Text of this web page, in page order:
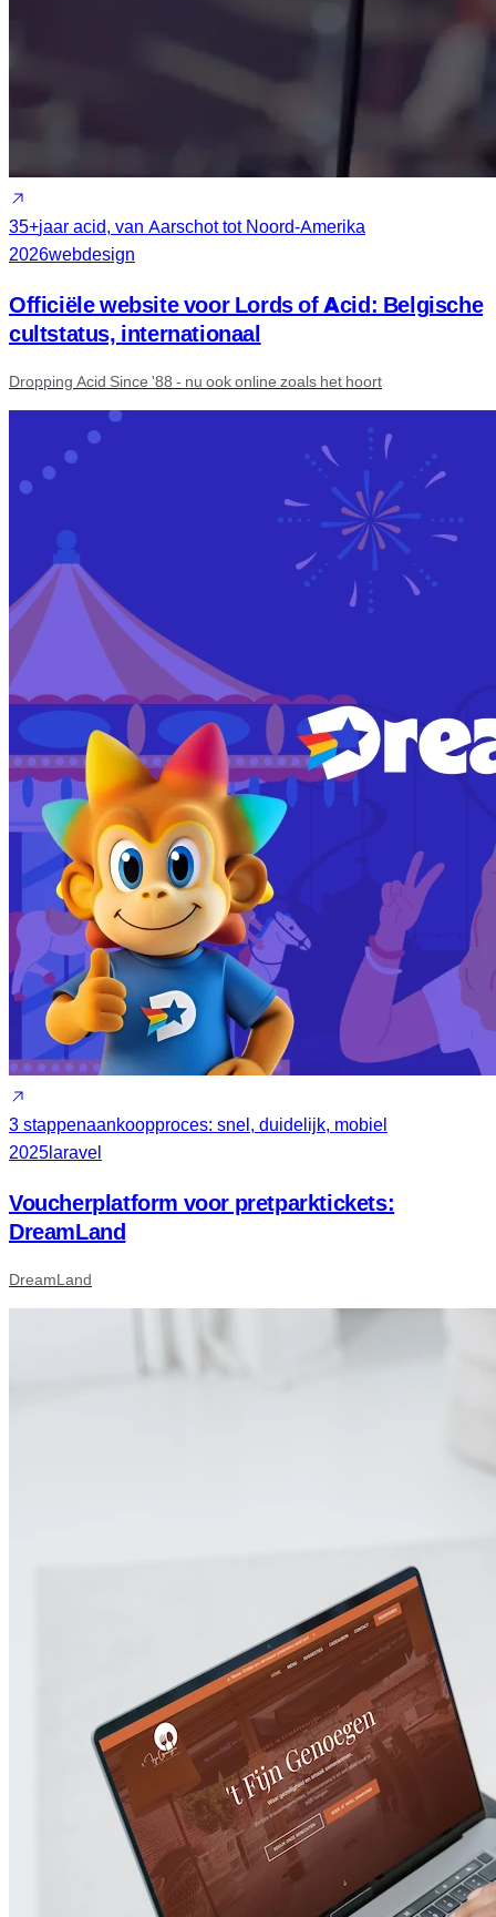
35+jaar acid, van Aarschot tot Noord-Amerika
2026webdesign
Officiële website voor Lords of Acid: Belgische
cultstatus, internationaal
Dropping Acid Since '88 - nu ook online zoals het hoort
3 stappenaankoopproces: snel, duidelijk, mobiel
2025 laravel
Voucherplatform voor pretparktickets:
DreamLand
DreamLand